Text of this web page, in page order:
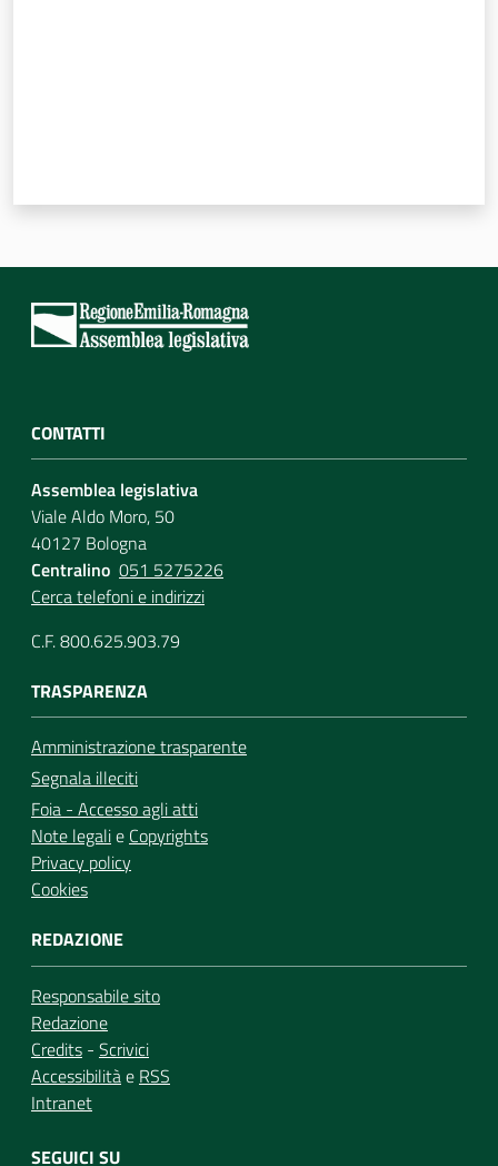
CONTATTI
Assemblea legislativa
Viale Aldo Moro, 50
40127 Bologna
Centralino 051 5275226
Cerca telefoni e indirizzi
C.F. 800.625.903.79
TRASPARENZA
Amministrazione trasparente
Segnala illeciti
Foia - Accesso agli atti
Note legalie Copyrights
Privacy policy
Cookies
REDAZIONE
Responsabile sito
Redazione
Credits - Scrivici
Accessibilitàe RSS
Intranet
SEGUICI SU